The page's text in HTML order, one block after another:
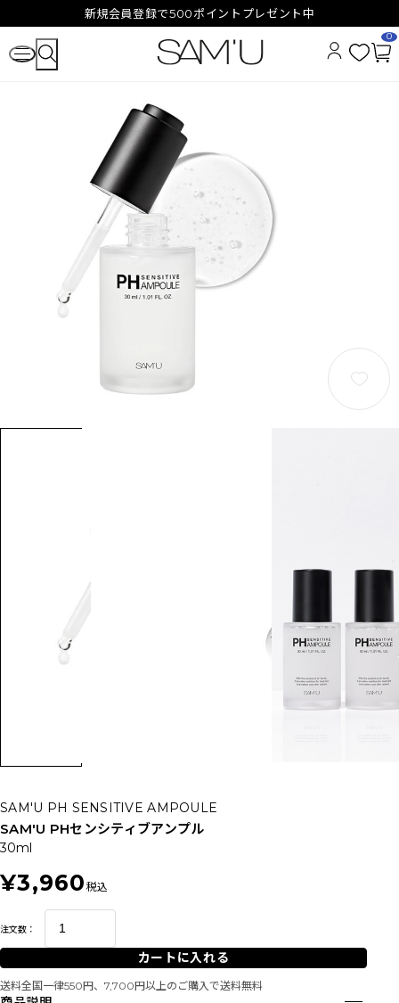
新規会員登録で500ポイントプレゼント中
0
SAM'U PH SENSITIVE AMPOULE
SAM'U PHセンシティブアンプル
30ml
¥3,960 税込
注文数：
カートに入れる
送料全国一律550円、7,700円以上のご購入で送料無料